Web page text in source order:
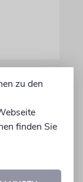
zu den
finden Sie